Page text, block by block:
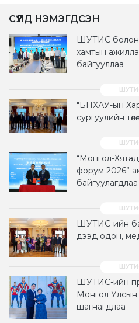
СҮҮЛД НЭМЭГДСЭН
ШУТИС болон
хамтын
байгууллаа
"БНХАУ-ын
сургуулийн
“Монгол-
форум 2026”
байгуулагдлаа
ШУТИС-ийн
дээд одон,
ШУТИС-ийн
Монгол Улсын
шагнагдлаа